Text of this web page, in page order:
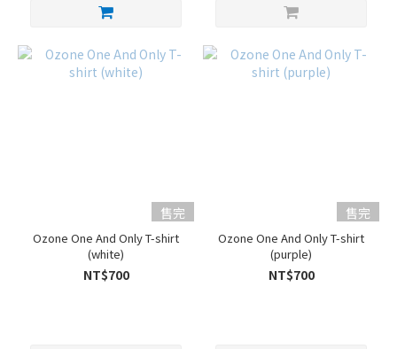
售完
Ozone One And Only T-shirt
(white)
NT$700
售完
Ozone One And Only T-shirt
(purple)
NT$700